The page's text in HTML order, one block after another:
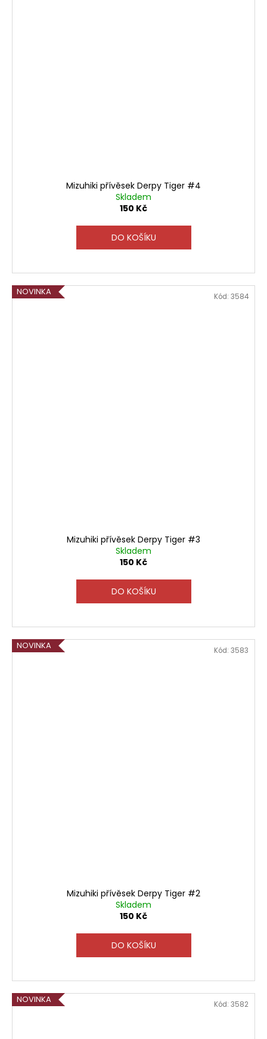
Mizuhiki přívěsek Derpy Tiger #4
Skladem
150 Kč
DO KOŠÍKU
NOVINKA
Mizuhiki přívěsek Derpy Tiger #3
Skladem
150 Kč
DO KOŠÍKU
Kód: 3584
NOVINKA
Mizuhiki přívěsek Derpy Tiger #2
Skladem
150 Kč
DO KOŠÍKU
Kód: 3583
NOVINKA Kód: 3582